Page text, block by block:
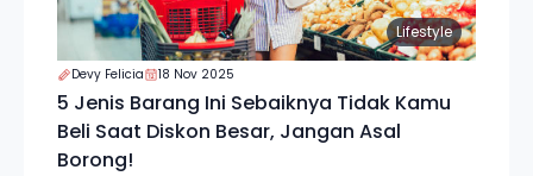
Lifestyle
Devy Felicia 18 Nov 2025
5 Jenis Barang Ini Sebaiknya Tidak Kamu
Beli Saat Diskon Besar, Jangan Asal
Borong!